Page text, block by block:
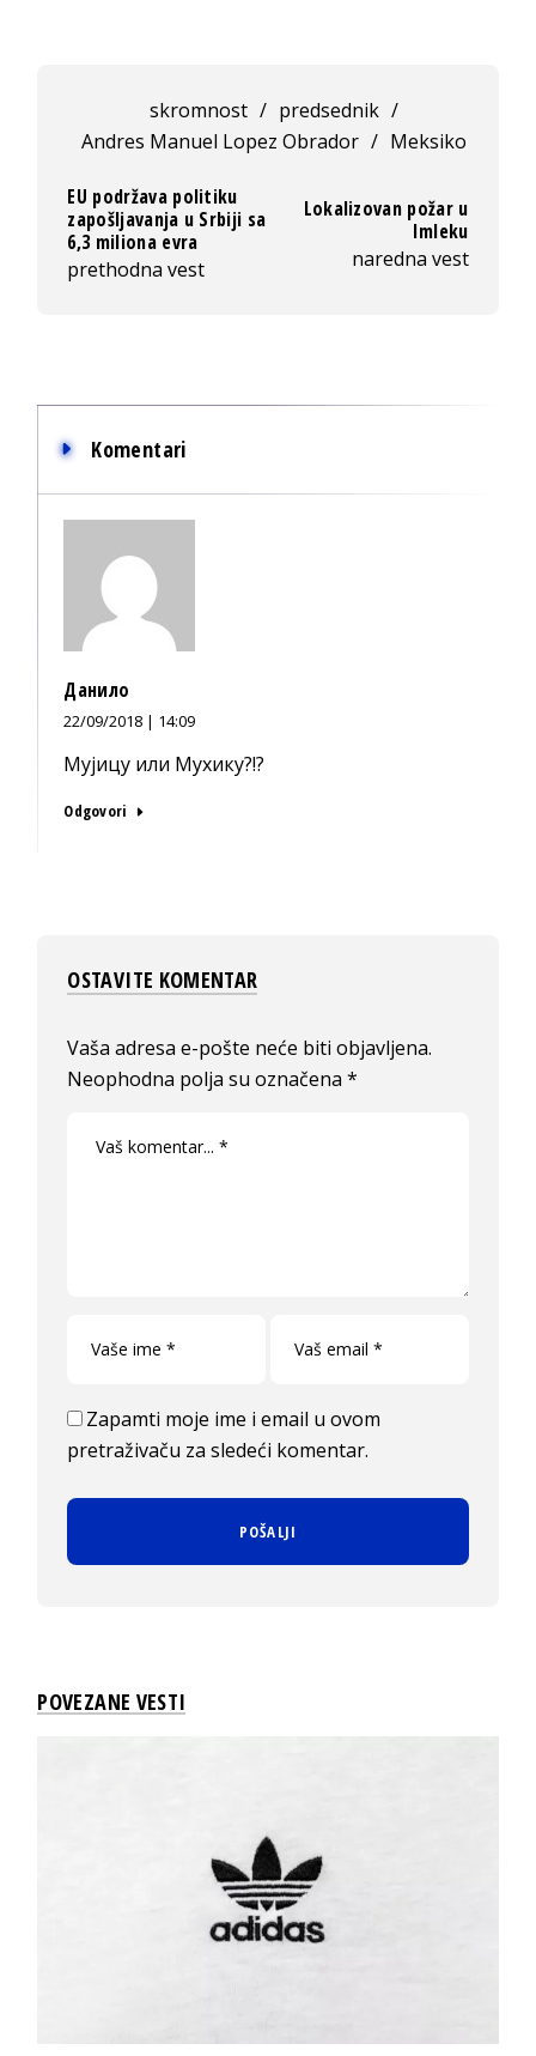
skromnost / predsednik /
Andres Manuel Lopez Obrador / Meksiko
EU podržava politiku
zapošljavanja u Srbiji sa
6,3 miliona evra
prethodna vest
Lokalizovan požar u
Imleku
naredna vest
Komentari
Данило
22/09/2018 | 14:09
Мујицу или Мухику?!?
Odgovori
OSTAVITE KOMENTAR
Vaša adresa e-pošte neće biti objavljena.
Neophodna polja su označena*
Zapamti moje ime i email u ovom
pretraživaču za sledeći komentar.
POVEZANE VESTI